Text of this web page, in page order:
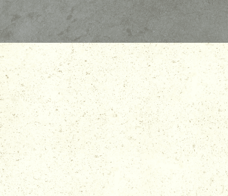
CALIZA CAPRI